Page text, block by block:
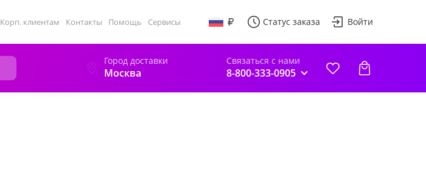
Корп. клиентам Контакты Помощь Сервисы Статус заказа Войти
Город доставки
Москва
Связаться с нами
8-800-333-0905